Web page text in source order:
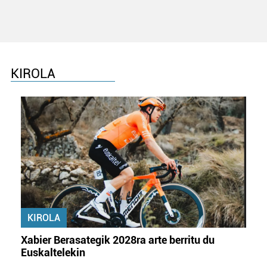
KIROLA
KIROLA
Xabier Berasategik 2028ra arte berritu du
Euskaltelekin